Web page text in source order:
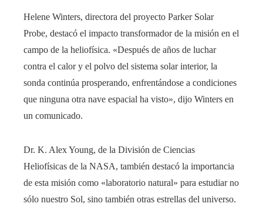
Helene Winters, directora del proyecto Parker Solar
Probe, destacó el impacto transformador de la misión en el
campo de la heliofísica. «Después de años de luchar
contra el calor y el polvo del sistema solar interior, la
sonda continúa prosperando, enfrentándose a condiciones
que ninguna otra nave espacial ha visto», dijo Winters en
un comunicado.
Dr. K. Alex Young, de la División de Ciencias
Heliofísicas de la NASA, también destacó la importancia
de esta misión como «laboratorio natural» para estudiar no
sólo nuestro Sol, sino también otras estrellas del universo.